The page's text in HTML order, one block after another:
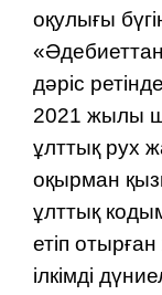
оқулығы
дәріс
2021 жылы
ұлттық рух
оқырман
ұлттық
етіп
ілкімді